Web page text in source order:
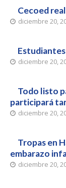
Cecoed
diciembre 20,
Estudiantes
diciembre 20,
Todo listo
participará
diciembre 20,
Tropas en
embarazo
diciembre 20,